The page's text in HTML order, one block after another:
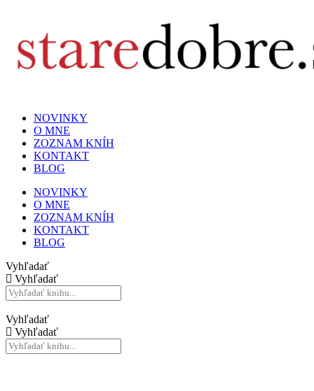
NOVINKY
O MNE
ZOZNAM KNÍH
KONTAKT
BLOG
NOVINKY
O MNE
ZOZNAM KNÍH
KONTAKT
BLOG
Vyhľadať
Vyhľadať
Vyhľadať
Vyhľadať